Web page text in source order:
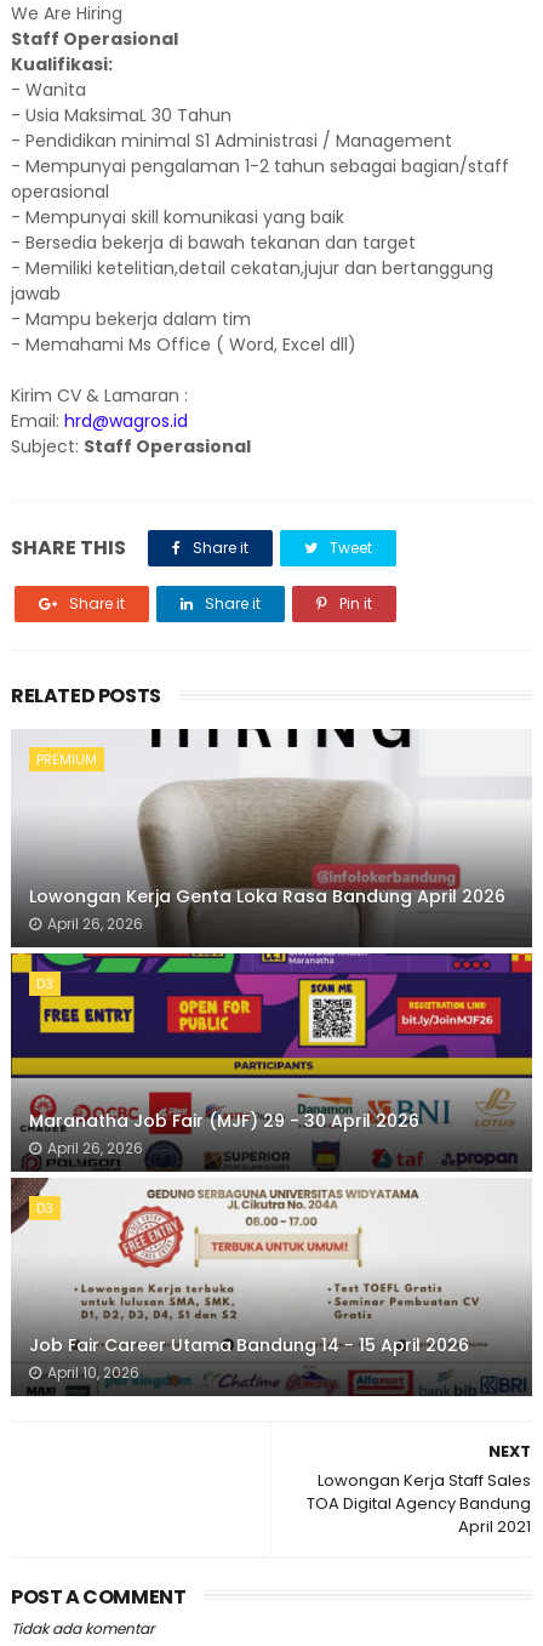
We Are Hiring
Staff Operasional
Kualifikasi:
- Wanita
- Usia MaksimaL 30 Tahun
- Pendidikan minimal S1 Administrasi / Management
- Mempunyai pengalaman 1-2 tahun sebagai bagian/staff
operasional
- Mempunyai skill komunikasi yang baik
- Bersedia bekerja di bawah tekanan dan target
- Memiliki ketelitian,detail cekatan,jujur dan bertanggung
jawab
- Mampu bekerja dalam tim
- Memahami Ms Office ( Word, Excel dll)
Kirim CV & Lamaran :
Email: hrd@wagros.id
Subject: Staff Operasional
SHARE THIS Share it Tweet
Share it Share it Pin it
RELATED POSTS
PREMIUM
Lowongan Kerja Genta Loka Rasa Bandung April 2026
April 26, 2026
D3
Maranatha Job Fair (MJF) 29 - 30 April 2026
April 26, 2026
D3
Job Fair Career Utama Bandung 14 - 15 April 2026
April 10, 2026
NEXT
Lowongan Kerja Staff Sales
TOA Digital Agency Bandung
April 2021
POST A COMMENT
Tidak ada komentar